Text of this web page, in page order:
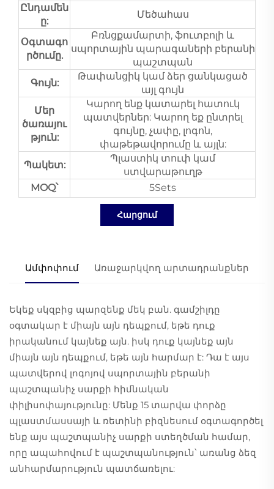
Ընդամեն
ը:
Մեծահաս
Օգտագո
րծումը.
Բռնցքամարտի, ֆուտբոլի և
սպորտային պարագաների բերանի
պաշտպան
Գույն:
Թափանցիկ կամ ձեր ցանկացած
այլ գույն
Մեր
ծառայու
թյուն:
Կարող ենք կատարել հատուկ
պատվերներ: Կարող եք ընտրել
գույնը, չափը, լոգոն,
փաթեթավորումը և այլն:
Պակետ:
Պլաստիկ տուփ կամ
ստվարաթուղթ
MOQ՝
5Sets
Հարցում
Ամփոփում Առաջարկվող արտադրանքներ
Եկեք սկզբից պարզենք մեկ բան. գամշիլդը
օգտակար է միայն այն դեպքում, եթե դուք
իրականում կայնեք այն. իսկ դուք կայնեք այն
միայն այն դեպքում, եթե այն հարմար է: Դա է այս
պատվերով լոգոյով սպորտային բերանի
պաշտպանիչ սարքի հիմնական
փիլիսոփայությունը: Մենք 15 տարվա փորձը
պլաստմասսայի և ռետինի բիզնեսում օգտագործել
ենք այս պաշտպանիչ սարքի ստեղծման համար,
որը ապահովում է պաշտպանություն՝ առանց ձեզ
անհարմարություն պատճառելու: